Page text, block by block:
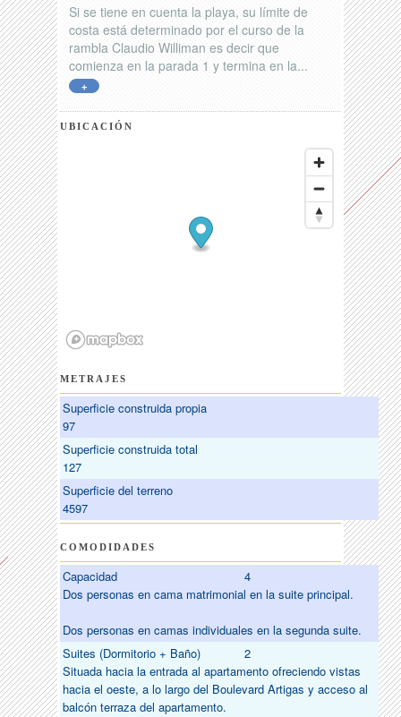
Si se tiene en cuenta la playa, su límite de
costa está determinado por el curso de la
rambla Claudio Williman es decir que
comienza en la parada 1 y termina en la...
+
UBICACIÓN
METRAJES
Superficie construida propia
97
Superficie construida total
127
Superficie del terreno
4597
COMODIDADES
Capacidad
4
Dos personas en cama matrimonial en la suite principal.
Dos personas en camas individuales en la segunda suite.
Suites (Dormitorio + Baño)
2
Situada hacia la entrada al apartamento ofreciendo vistas
hacia el oeste, a lo largo del Boulevard Artigas y acceso al
balcón terraza del apartamento.